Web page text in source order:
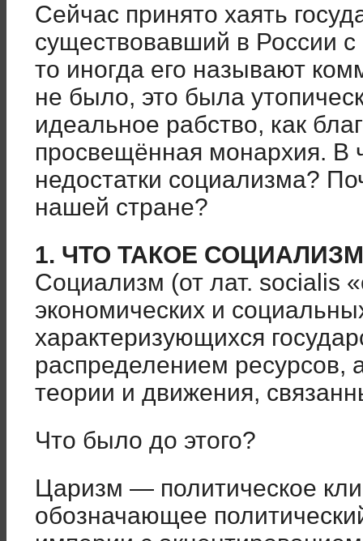
Сейчас принято хаять
существовавший в России
то иногда его называют
не было, это была
идеальное рабство, как
просвещённая монархия. В
недостатки социализма?
нашей стране?
1. ЧТО ТАКОЕ
Социализм (от лат. socialis
экономических и
характеризующихся
распределением ресурсов,
теории и движения,
Что было до этого?
Царизм — политическое
обозначающее